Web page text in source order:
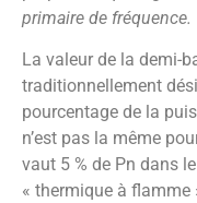
primaire de fréquence.
La valeur de la demi-
traditionnellement
pourcentage de la
n’est pas la même
vaut 5 % de Pn dans
« thermique à flamme